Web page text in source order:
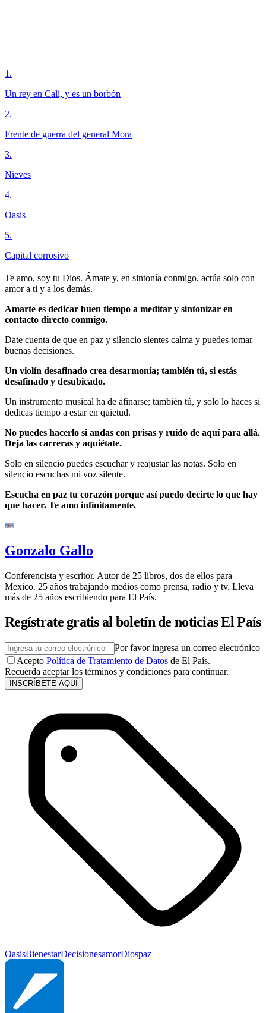
1 .
Un rey en Cali, y es un borbón
2.
Frente de guerra del general Mora
3.
Nieves
4.
Oasis
5.
Capital corrosivo
Te amo, soy tu Dios. Ámate y, en sintonía conmigo, actúa solo con
amor a ti y a los demás.
Amarte es dedicar buen tiempo a meditar y sintonizar en
contacto directo conmigo.
Date cuenta de que en paz y silencio sientes calma y puedes tomar
buenas decisiones.
Un violín desafinado crea desarmonía; también tú, si estás
desafinado y desubicado.
Un instrumento musical ha de afinarse; también tú, y solo lo haces si
dedicas tiempo a estar en quietud.
No puedes hacerlo si andas con prisas y ruido de aquí para allá.
Deja las carreras y aquiétate.
Solo en silencio puedes escuchar y reajustar las notas. Solo en
silencio escuchas mi voz silente.
Escucha en paz tu corazón porque así puedo decirte lo que hay
que hacer. Te amo infinitamente.
Gonzalo Gallo
Conferencista y escritor. Autor de 25 libros, dos de ellos para
Mexico. 25 años trabajando medios como prensa, radio y tv. Lleva
más de 25 años escribiendo para El País.
Regístrate gratis al boletín de noticias El País
Por favor ingresa un correo electrónico
Acepto Política de Tratamiento de Datos de El País.
Recuerda aceptar los términos y condiciones para continuar.
INSCRÍBETE AQUÍ
OasisBienestarDecisionesamorDiospaz